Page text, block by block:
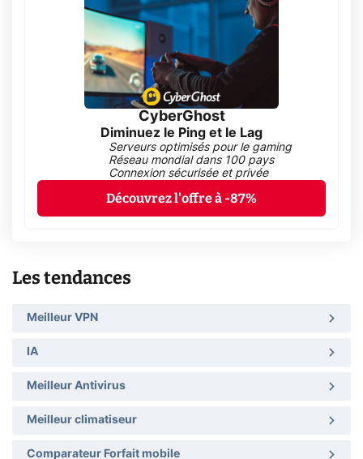
CyberGhost
Diminuez le Ping et le Lag
Serveurs optimisés pour le gaming
Réseau mondial dans 100 pays
Connexion sécurisée et privée
Découvrez l'offre à -87%
Les tendances
Meilleur VPN
IA
Meilleur Antivirus
Meilleur climatiseur
Comparateur Forfait mobile